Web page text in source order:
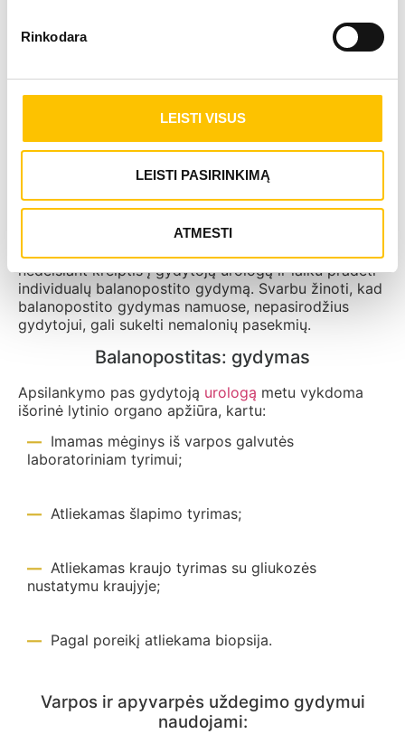
Rinkodara
LEISTI VISUS
LEISTI PASIRINKIMĄ
ATMESTI
Niežulys ir varpos galvutės skausmas;
Limfmazgių padidėjimas kirkšnių srityje;
Opos ant varpos galvutės.
Pastebėjus bent vieną iš išvardintų simptomų, būtina
nedelsiant kreiptis į gydytoją urologą ir laiku pradėti
individualų balanopostito gydymą. Svarbu žinoti, kad
balanopostito gydymas namuose, nepasirodžius
gydytojui, gali sukelti nemalonių pasekmių.
Balanopostitas: gydymas
Apsilankymo pas gydytoją urologą metu vykdoma
išorinė lytinio organo apžiūra, kartu:
Imamas mėginys iš varpos galvutės
laboratoriniam tyrimui;
Atliekamas šlapimo tyrimas;
Atliekamas kraujo tyrimas su gliukozės
nustatymu kraujyje;
Pagal poreikį atliekama biopsija.
Varpos ir apyvarpės uždegimo gydymui
naudojami: